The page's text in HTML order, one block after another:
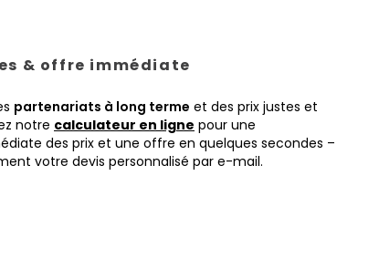
& offre immédiate
partenariats à long terme et des prix justes et
notre calculateur en ligne pour une
des prix et une offre en quelques secondes –
votre devis personnalisé par e-mail.